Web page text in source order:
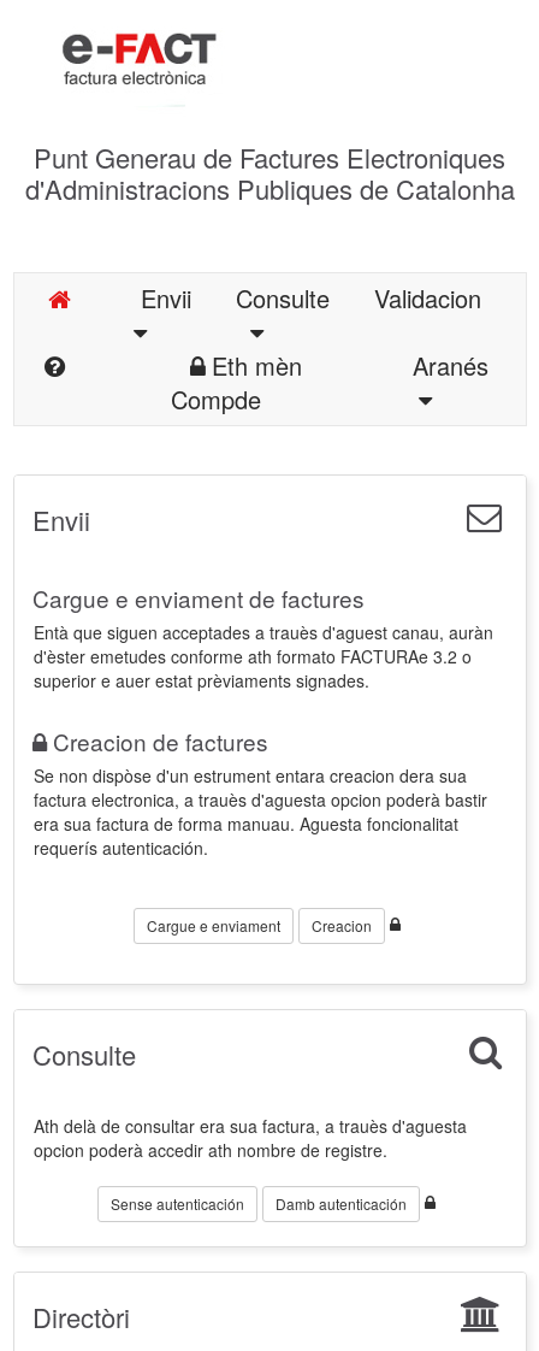
Punt Generau de Factures Electroniques
d'Administracions Publiques de Catalonha
Envii Consulte
Validacion
Eth mèn
Compde
Aranés
Envii
Cargue e enviament de factures
Entà que siguen acceptades a trauès d'aguest canau, auràn
d'èster emetudes conforme ath formato FACTURAe 3.2 o
superior e auer estat prèviaments signades.
Creacion de factures
Se non dispòse d'un estrument entara creacion dera sua
factura electronica, a trauès d'aguesta opcion poderà bastir
era sua factura de forma manuau. Aguesta foncionalitat
requerís autenticación.
Cargue e enviament Creacion
Consulte
Ath delà de consultar era sua factura, a trauès d'aguesta
opcion poderà accedir ath nombre de registre.
Sense autenticación Damb autenticación
Directòri